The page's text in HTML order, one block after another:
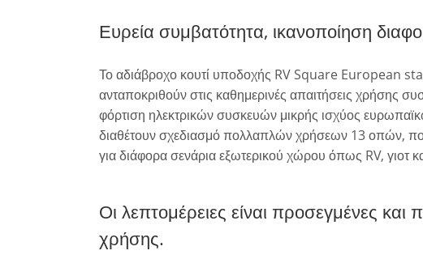
Ευρεία συμβατότητα, ικανοποίηση
Το αδιάβροχο κουτί υποδοχής RV Square European
ανταποκριθούν στις καθημερινές απαιτήσεις χρήσης
φόρτιση ηλεκτρικών συσκευών μικρής ισχύος
διαθέτουν σχεδιασμό πολλαπλών χρήσεων 13 οπών, που
για διάφορα σενάρια εξωτερικού χώρου όπως RV, γιοτ
Οι λεπτομέρειες είναι προσεγμένες
χρήσης.